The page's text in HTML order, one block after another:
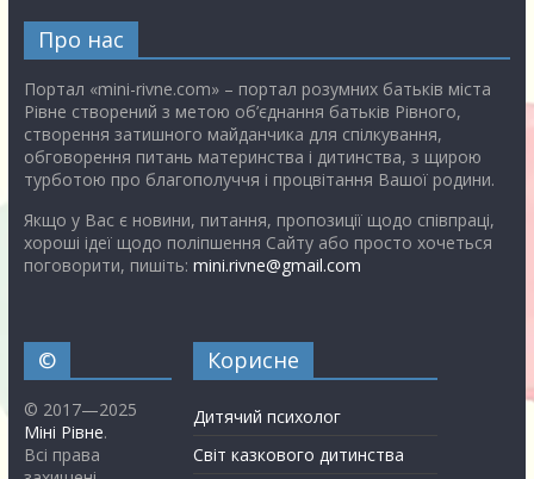
Про нас
Портал «mini-rivne.com» – портал розумних батьків міста
Рівне створений з метою об’єднання батьків Рівного,
створення затишного майданчика для спілкування,
обговорення питань материнства і дитинства, з щирою
турботою про благополуччя і процвітання Вашої родини.
Якщо у Вас є новини, питання, пропозиції щодо співпраці,
хороші ідеї щодо поліпшення Сайту або просто хочеться
поговорити, пишіть: mini.rivne@gmail.com
©
© 2017—2025
Міні Рівне.
Всі права
Корисне
Дитячий психолог
Світ казкового дитинства